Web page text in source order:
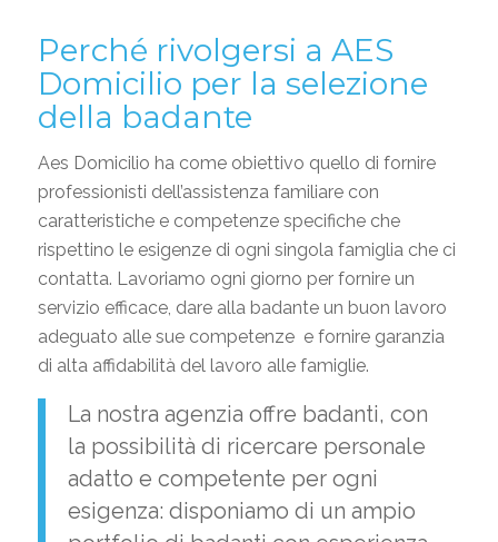
Perché rivolgersi a AES
Domicilio per la selezione
della badante
Aes Domicilio ha come obiettivo quello di fornire
professionisti dell’assistenza familiare con
caratteristiche e competenze specifiche che
rispettino le esigenze di ogni singola famiglia che ci
contatta. Lavoriamo ogni giorno per fornire un
servizio efficace, dare alla badante un buon lavoro
adeguato alle sue competenze e fornire garanzia
di alta affidabilità del lavoro alle famiglie.
La nostra agenzia offre badanti, con
la possibilità di ricercare personale
adatto e competente per ogni
esigenza: disponiamo di un ampio